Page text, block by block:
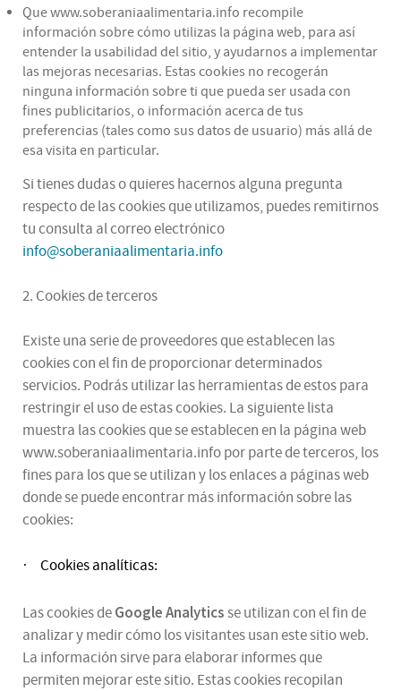
Que www.soberaniaalimentaria.info recompile
información sobre cómo utilizas la página web, para así
entender la usabilidad del sitio, y ayudarnos a implementar
las mejoras necesarias. Estas cookies no recogerán
ninguna información sobre ti que pueda ser usada con
fines publicitarios, o información acerca de tus
preferencias (tales como sus datos de usuario) más allá de
esa visita en particular.
Si tienes dudas o quieres hacernos alguna pregunta
respecto de las cookies que utilizamos, puedes remitirnos
tu consulta al correo electrónico
info@soberaniaalimentaria.info
2. Cookies de terceros
Existe una serie de proveedores que establecen las
cookies con el fin de proporcionar determinados
servicios. Podrás utilizar las herramientas de estos para
restringir el uso de estas cookies. La siguiente lista
muestra las cookies que se establecen en la página web
www.soberaniaalimentaria.info por parte de terceros, los
fines para los que se utilizan y los enlaces a páginas web
donde se puede encontrar más información sobre las
cookies:
· Cookies analíticas:
Las cookies deGoogle Analyticsse utilizan con el fin de
analizar y medir cómo los visitantes usan este sitio web.
La información sirve para elaborar informes que
permiten mejorar este sitio. Estas cookies recopilan